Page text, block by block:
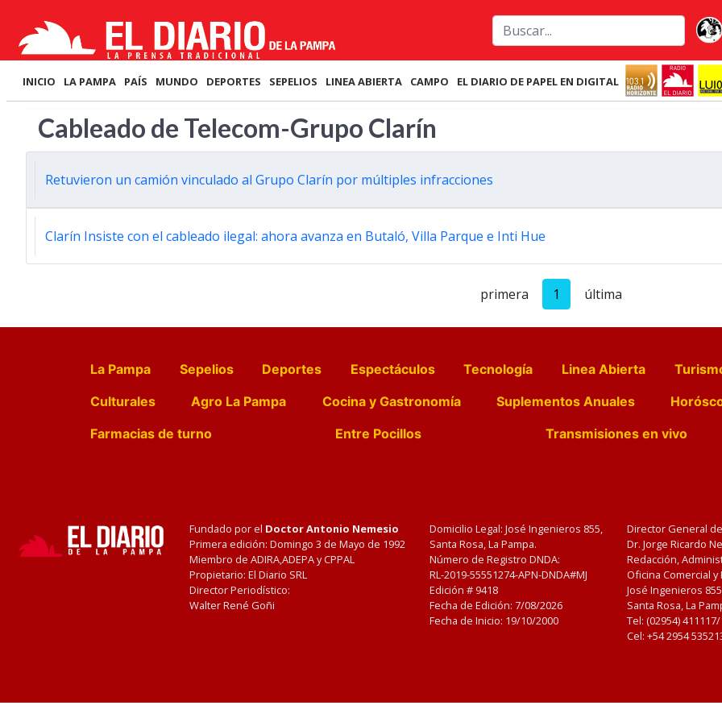
INICIO LA PAMPA PAÍS MUNDO DEPORTES SEPELIOS LINEA ABIERTA CAMPO EL DIARIO DE PAPEL EN DIGITAL
Cableado de Telecom-Grupo Clarín
Retuvieron un camión vinculado al Grupo Clarín por múltiples infracciones
Clarín Insiste con el cableado ilegal: ahora avanza en Butaló, Villa Parque e Inti Hue
primera 1 última
La Pampa Sepelios Deportes Espectáculos Tecnología Linea Abierta
Culturales
Agro La Pampa Cocina y Gastronomía Suplementos Anuales
Farmacias de turno
Entre Pocillos Transmisiones en vivo
Fundado por el Doctor Antonio Nemesio
Primera edición: Domingo 3 de Mayo de 1992
Miembro de ADIRA,ADEPA y CPPAL
Propietario: El Diario SRL
Director Periodístico:
Walter René Goñi
Domicilio Legal: José Ingenieros 855,
Santa Rosa, La Pampa.
Número de Registro DNDA:
RL-2019-55551274-APN-DNDA#MJ
Edición # 9418
Fecha de Edición: 7/08/2026
Fecha de Inicio: 19/10/2000
Director General
Dr. Jorge Ricardo
Redacción,
Oficina Comercial
José Ingenieros
Santa Rosa, La
Tel: (02954)
Cel: +54 2954